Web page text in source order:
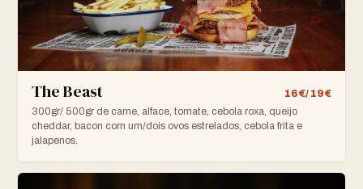
The Beast
16€/ 19€
300gr/ 500gr de carne, alface, tomate, cebola roxa, queijo
cheddar, bacon com um/dois ovos estrelados, cebola frita e
jalapenos.